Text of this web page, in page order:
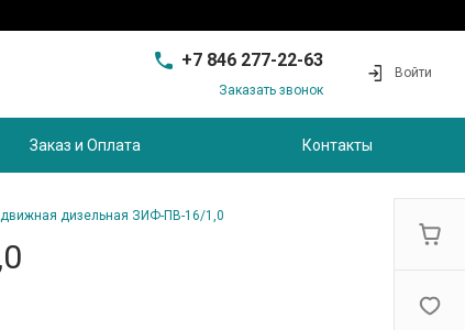
+7 846 277-22-63
+7 846 277-22-63
Совхозный, д.28, этаж 3
Заказать звонок
Войти
Заказ и Оплата Контакты
дизельная ЗИФ-ПВ-16/1,0